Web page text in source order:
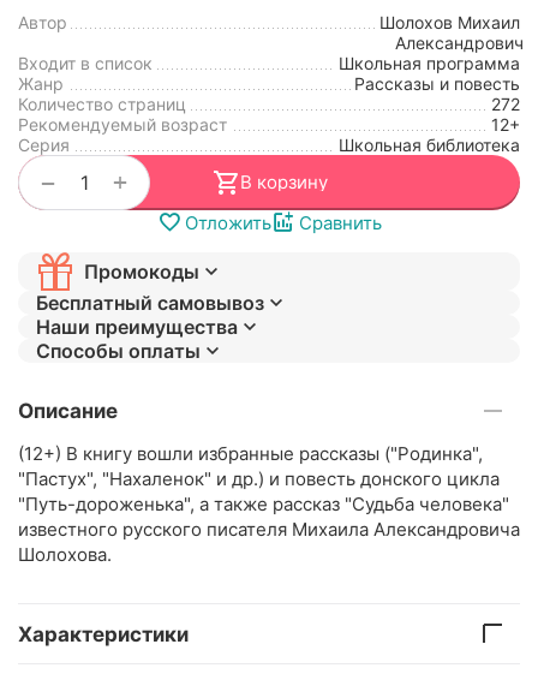
Автор
Шолохов Михаил
Александрович
Входит в список
Школьная программа
Жанр
Рассказы и повесть
Количество страниц
272
Рекомендуемый возраст
12+
Серия
Школьная библиотека
+
−
В корзину
Отложить
Сравнить
Промокоды
Бесплатный самовывоз
Наши преимущества
Способы оплаты
Описание
(12+) В книгу вошли избранные рассказы ("Родинка",
"Пастух", "Нахаленок" и др.) и повесть донского цикла
"Путь-дороженька", а также рассказ "Судьба человека"
известного русского писателя Михаила Александровича
Шолохова.
Характеристики